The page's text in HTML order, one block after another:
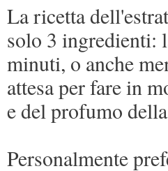
La ricetta
solo 3 ingredienti:
minuti, o anche
attesa per fare in
e del profumo
Personalmente